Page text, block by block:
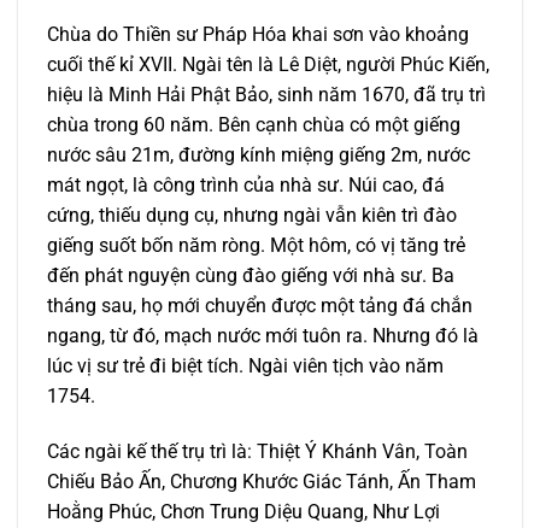
Chùa do Thiền sư Pháp Hóa khai sơn vào khoảng
cuối thế kỉ XVII. Ngài tên là Lê Diệt, người Phúc Kiến,
hiệu là Minh Hải Phật Bảo, sinh năm 1670, đã trụ trì
chùa trong 60 năm. Bên cạnh chùa có một giếng
nước sâu 21m, đường kính miệng giếng 2m, nước
mát ngọt, là công trình của nhà sư. Núi cao, đá
cứng, thiếu dụng cụ, nhưng ngài vẫn kiên trì đào
giếng suốt bốn năm ròng. Một hôm, có vị tăng trẻ
đến phát nguyện cùng đào giếng với nhà sư. Ba
tháng sau, họ mới chuyển được một tảng đá chắn
ngang, từ đó, mạch nước mới tuôn ra. Nhưng đó là
lúc vị sư trẻ đi biệt tích. Ngài viên tịch vào năm
1754.
Các ngài kế thế trụ trì là: Thiệt Ý Khánh Vân, Toàn
Chiếu Bảo Ấn, Chương Khước Giác Tánh, Ấn Tham
Hoằng Phúc, Chơn Trung Diệu Quang, Như Lợi